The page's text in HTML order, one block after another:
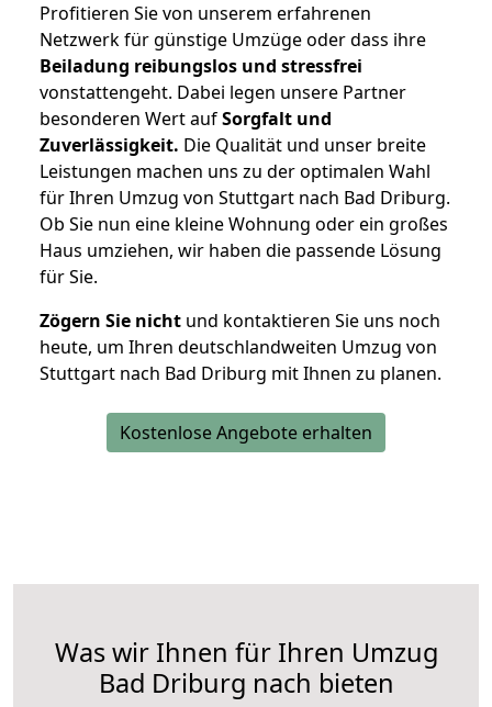
Profitieren Sie von unserem erfahrenen
Netzwerk für günstige Umzüge oder dass ihre
Beiladung reibungslos und stressfrei
vonstattengeht. Dabei legen unsere Partner
besonderen Wert aufSorgfalt und
Zuverlässigkeit. Die Qualität und unser breite
Leistungen machen uns zu der optimalen Wahl
für Ihren Umzug von Stuttgart nach Bad Driburg.
Ob Sie nun eine kleine Wohnung oder ein großes
Haus umziehen, wir haben die passende Lösung
für Sie.
Zögern Sie nicht und kontaktieren Sie uns noch
heute, um Ihren deutschlandweiten Umzug von
Stuttgart nach Bad Driburg mit Ihnen zu planen.
Kostenlose Angebote erhalten
Was wir Ihnen für Ihren Umzug
Bad Driburg nach bieten